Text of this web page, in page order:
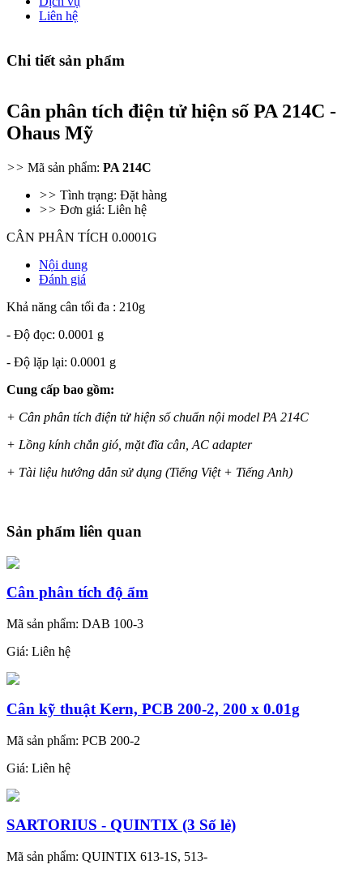
Liên hệ
Chi tiết sản phẩm
Cân phân tích điện tử hiện số PA 214C -
Ohaus Mỹ
>> Mã sản phẩm: PA 214C
>> Tình trạng: Đặt hàng
>> Đơn giá: Liên hệ
CÂN PHÂN TÍCH 0.0001G
Nội dung
Đánh giá
Khả năng cân tối đa : 210g
- Độ đọc: 0.0001 g
- Độ lặp lại: 0.0001 g
Cung cấp bao gồm:
+ Cân phân tích điện tử hiện số chuẩn nội model PA 214C
+ Lồng kính chắn gió, mặt đĩa cân, AC adapter
+ Tài liệu hướng dẫn sử dụng (Tiếng Việt + Tiếng Anh)
Sản phẩm liên quan
Cân phân tích độ ẩm
Mã sản phẩm: DAB 100-3
Giá: Liên hệ
Cân kỹ thuật Kern, PCB 200-2, 200 x 0.01g
Mã sản phẩm: PCB 200-2
Giá: Liên hệ
SARTORIUS - QUINTIX (3 Số lẻ)
Mã sản phẩm: QUINTIX 613-1S, 513-